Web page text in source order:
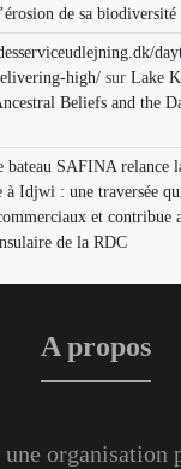
de sa biodiversité
high/ surLake
Beliefs and the
bateau SAFINA relance
à Idjwi : une traversée
et contribue
de la RDC
A propos
organisation